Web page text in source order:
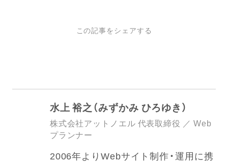
この記事をシェアする
水上 裕之（みずかみ ひろゆき）
株式会社アットノエル 代表取締役 ／ Web
プランナー
2006年よりWebサイト制作・運用に携